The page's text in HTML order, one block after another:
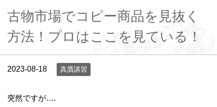
古物市場でコピー商品を見抜く
方法！プロはここを見ている！
2023-08-18 真贋講習
突然ですが….